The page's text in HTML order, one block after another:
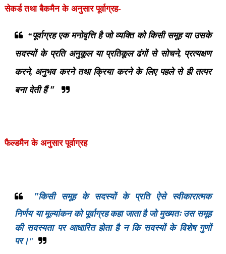
सेकर्ड तथा बैकमैन के अनुसारपूर्वाग्रह-
“पूर्वाग्रह एक मनोवृत्ति है जो व्यक्ति को किसी समूह या उसके
सदस्यों के प्रति अनुकूल या प्रतिकूल ढंगों से सोचने, प्रत्यक्षण
करने, अनुभव करने तथा क्रिया करने के लिए पहले से ही तत्पर
बना देती हैं "
फैल्डमैन के अनुसारपूर्वाग्रह
"किसी समूह के सदस्यों के प्रति ऐसे स्वीकारात्मक
निर्णय या मूल्यांकन को पूर्वाग्रह कहा जाता है जो मुख्यतः उस समूह
की सदस्यता पर आधारित होता है न कि सदस्यों के विशेष गुणों
पर।"